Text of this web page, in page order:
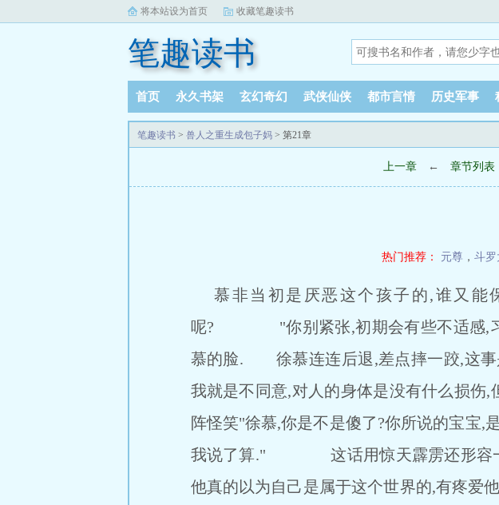
将本站设为首页 收藏笔趣读书
笔趣读书
首页 永久书架 玄幻奇幻 武侠仙侠 都市言情 历史军事
笔趣读书 > 兽人之重生成包子妈 > 第21章
上一章 ← 章节列表
热门推荐： 元尊 ， 斗罗
慕非当初是厌恶这个孩子的,谁又能
呢? "你别紧张,初期会有些不适感,习惯
慕的脸. 徐慕连连后退,差点摔一跤,这事
我就是不同意,对人的身体是没有什么
阵怪笑"徐慕,你是不是傻了?你所说的宝宝,
我说了算." 这话用惊天霹雳还形容一
他真的以为自己是属于这个世界的,有疼爱